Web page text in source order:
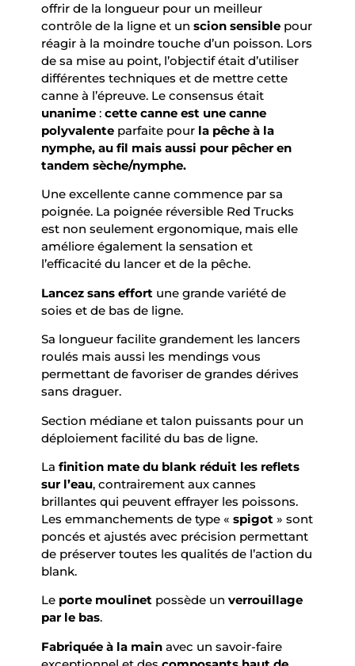
offrir de la longueur pour un meilleur
contrôle de la ligne et un scion sensible pour
réagir à la moindre touche d’un poisson. Lors
de sa mise au point, l’objectif était d’utiliser
différentes techniques et de mettre cette
canne à l’épreuve. Le consensus était
unanime : cette canne est une canne
polyvalente parfaite pour la pêche à la
nymphe, au fil mais aussi pour pêcher en
tandem sèche/nymphe.
Une excellente canne commence par sa
poignée. La poignée réversible Red Trucks
est non seulement ergonomique, mais elle
améliore également la sensation et
l’efficacité du lancer et de la pêche.
Lancez sans effort une grande variété de
soies et de bas de ligne.
Sa longueur facilite grandement les lancers
roulés mais aussi les mendings vous
permettant de favoriser de grandes dérives
sans draguer.
Section médiane et talon puissants pour un
déploiement facilité du bas de ligne.
La finition mate du blank réduit les reflets
sur l’eau, contrairement aux cannes
brillantes qui peuvent effrayer les poissons.
Les emmanchements de type « spigot » sont
poncés et ajustés avec précision permettant
de préserver toutes les qualités de l’action du
blank.
Le porte moulinet possède un verrouillage
par le bas.
Fabriquée à la main avec un savoir-faire